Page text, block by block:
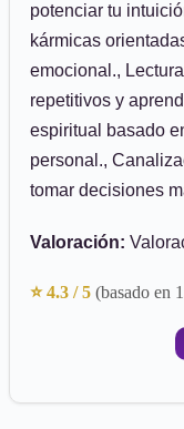
potenciar tu
kármicas
emocional.,
repetitivos y
espiritual basado
personal.,
tomar decisiones
Valoración:
⭐ 4.3 / 5 (basado en